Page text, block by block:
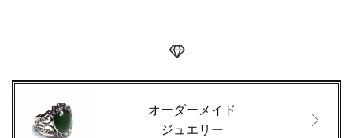
オーダーメイド
ジュエリー